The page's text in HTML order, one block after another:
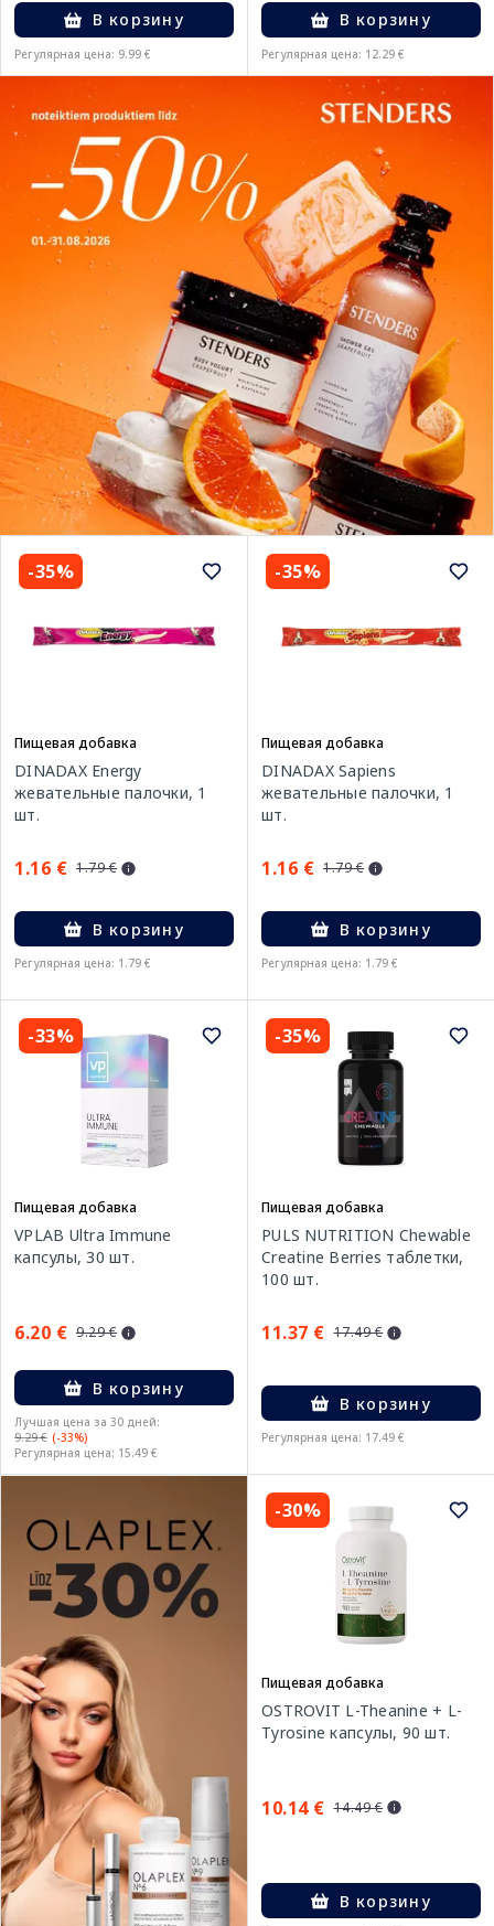
В корзину
Регулярная цена: 9.99 €
В корзину
Регулярная цена: 12.29 €
-35%
Пищевая добавка
DINADAX Energy
жевательные палочки, 1
шт.
1.16 € 1.79 €
В корзину
Регулярная цена: 1.79 €
-35%
Пищевая добавка
DINADAX Sapiens
жевательные палочки, 1
шт.
1.16 € 1.79 €
В корзину
Регулярная цена: 1.79 €
-33%
Пищевая добавка
VPLAB Ultra Immune
капсулы, 30 шт.
6.20 € 9.29 €
В корзину
Лучшая цена за 30 дней:
9.29 € (-33%)
Регулярная цена: 15.49 €
-35%
Пищевая добавка
PULS NUTRITION Chewable
Creatine Berries таблетки,
100 шт.
11.37 € 17.49 €
В корзину
Регулярная цена: 17.49 €
-30%
Пищевая добавка
OSTROVIT L-Theanine + L-
Tyrosine капсулы, 90 шт.
10.14 € 14.49 €
В корзину